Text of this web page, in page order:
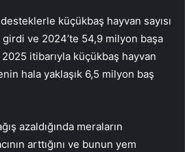
küçükbaş hayvan sayısı
ve 2024’te 54,9 milyon başa
itibarıyla küçükbaş hayvan
hala yaklaşık 6,5 milyon baş
azaldığında meraların
arttığını ve bunun yem